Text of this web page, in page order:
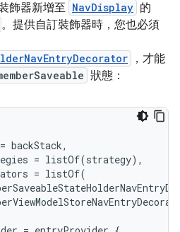
飾器新增至 NavDisplay 的
。提供自訂裝飾器時，您也必須
，才能
狀態：
= backStack,
= listOf(strategy),
= listOf(